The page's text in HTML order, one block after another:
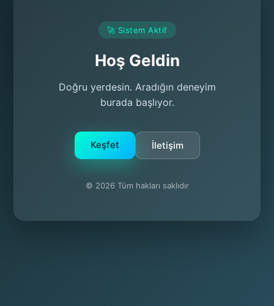
🚀 Sistem Aktif
Hoş Geldin
Doğru yerdesin. Aradığın deneyim
burada başlıyor.
Keşfet İletişim
© 2026 Tüm hakları saklıdır